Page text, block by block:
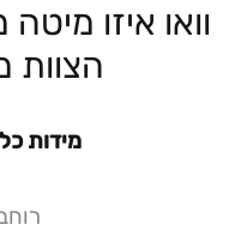
וואו איזו
מידות
רוחב -